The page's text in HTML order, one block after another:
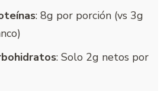
: 8g por porción (vs 3g
: Solo 2g netos por